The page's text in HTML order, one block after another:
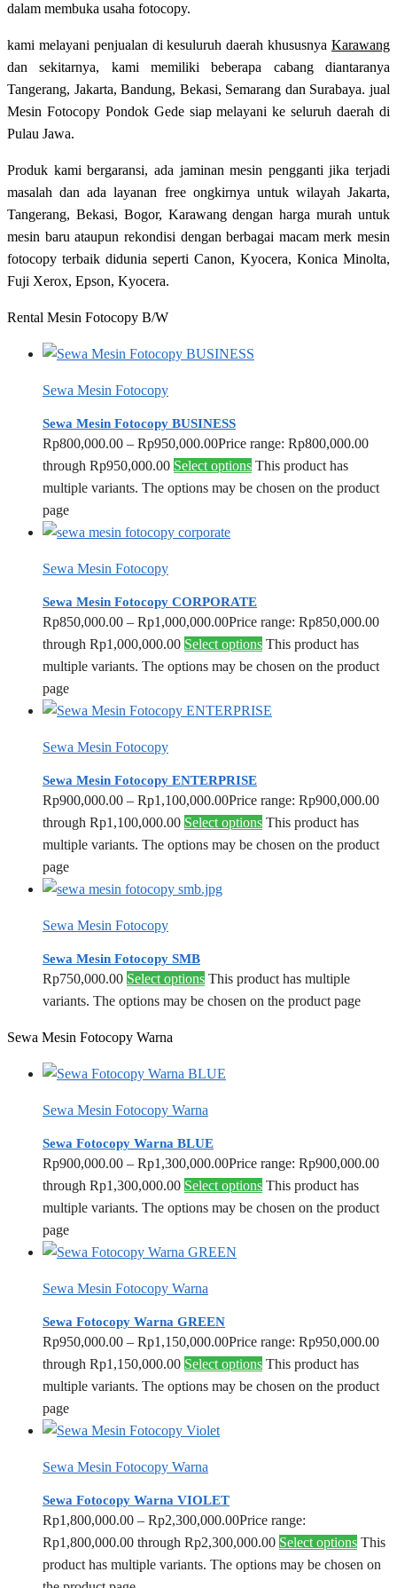
dalam membuka usaha fotocopy.
kami melayani penjualan di kesuluruh daerah khususnya Karawang
dan sekitarnya, kami memiliki beberapa cabang diantaranya
Tangerang, Jakarta, Bandung, Bekasi, Semarang dan Surabaya. jual
Mesin Fotocopy Pondok Gede siap melayani ke seluruh daerah di
Pulau Jawa.
Produk kami bergaransi, ada jaminan mesin pengganti jika terjadi
masalah dan ada layanan free ongkirnya untuk wilayah Jakarta,
Tangerang, Bekasi, Bogor, Karawang dengan harga murah untuk
mesin baru ataupun rekondisi dengan berbagai macam merk mesin
fotocopy terbaik didunia seperti Canon, Kyocera, Konica Minolta,
Fuji Xerox, Epson, Kyocera.
Rental Mesin Fotocopy B/W
Sewa Mesin Fotocopy
Sewa Mesin Fotocopy BUSINESS
Rp800,000.00 – Rp950,000.00Price range: Rp800,000.00
through Rp950,000.00 Select options This product has
multiple variants. The options may be chosen on the product
page
Sewa Mesin Fotocopy
Sewa Mesin Fotocopy CORPORATE
Rp850,000.00 – Rp1,000,000.00Price range: Rp850,000.00
through Rp1,000,000.00 Select options This product has
multiple variants. The options may be chosen on the product
page
Sewa Mesin Fotocopy
Sewa Mesin Fotocopy ENTERPRISE
Rp900,000.00 – Rp1,100,000.00Price range: Rp900,000.00
through Rp1,100,000.00 Select options This product has
multiple variants. The options may be chosen on the product
page
Sewa Mesin Fotocopy
Sewa Mesin Fotocopy SMB
Rp750,000.00 Select options This product has multiple
variants. The options may be chosen on the product page
Sewa Mesin Fotocopy Warna
Sewa Mesin Fotocopy Warna
Sewa Fotocopy Warna BLUE
Rp900,000.00 – Rp1,300,000.00Price range: Rp900,000.00
through Rp1,300,000.00 Select options This product has
multiple variants. The options may be chosen on the product
page
Sewa Mesin Fotocopy Warna
Sewa Fotocopy Warna GREEN
Rp950,000.00 – Rp1,150,000.00Price range: Rp950,000.00
through Rp1,150,000.00 Select options This product has
multiple variants. The options may be chosen on the product
page
Sewa Mesin Fotocopy Warna
Sewa Fotocopy Warna VIOLET
Rp1,800,000.00 – Rp2,300,000.00Price range:
Rp1,800,000.00 through Rp2,300,000.00 Select options This
product has multiple variants. The options may be chosen on